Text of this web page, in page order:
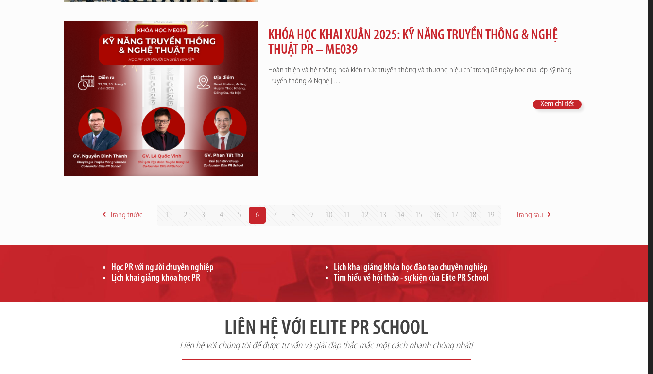
KHÓA HỌC KHAI XUÂN 2025: KỸ NĂNG TRUYỀN THÔNG & NGHỆ
THUẬT PR – ME039
Hoàn thiện và hệ thống hoá kiến thức truyền thông và thương hiệu chỉ trong 03 ngày học của lớp Kỹ năng
Truyền thông & Nghệ[…]
Xem chi tiết
Trang trước 1 2 3 4 5 6 7 8 9 10 11 12 13 14 15 16 17 18 19 Trang sau
Học PR với người chuyên nghiệp
Lịch khai giảng khóa học PR
Lịch khai giảng khóa học đào tạo chuyên nghiệp
Tìm hiểu về hội thảo - sự kiện của Elite PR School
LIÊN HỆ VỚI ELITE PR SCHOOL
Liên hệ với chúng tôi để được tư vấn và giải đáp thắc mắc một cách nhanh chóng nhất!